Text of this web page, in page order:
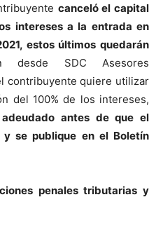
canceló el capital
intereses a la entrada en
estos últimos quedarán
desde SDC Asesores
contribuyente quiere utilizar
del 100% de los intereses,
antes de que el
se publique en el Boletín
penales tributarias y